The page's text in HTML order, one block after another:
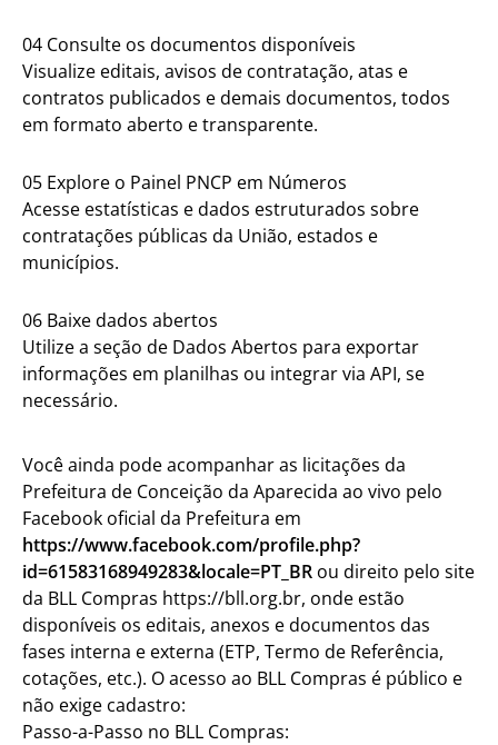
04 Consulte os documentos disponíveis
Visualize editais, avisos de contratação, atas e
contratos publicados e demais documentos, todos
em formato aberto e transparente.
05 Explore o Painel PNCP em Números
Acesse estatísticas e dados estruturados sobre
contratações públicas da União, estados e
municípios.
06 Baixe dados abertos
Utilize a seção de Dados Abertos para exportar
informações em planilhas ou integrar via API, se
necessário.
Você ainda pode acompanhar as licitações da
Prefeitura de Conceição da Aparecida ao vivo pelo
Facebook oficial da Prefeitura em
https://www.facebook.com/profile.php?
id=61583168949283&locale=PT_BR ou direito pelo site
da BLL Compras https://bll.org.br, onde estão
disponíveis os editais, anexos e documentos das
fases interna e externa (ETP, Termo de Referência,
cotações, etc.). O acesso ao BLL Compras é público e
não exige cadastro:
Passo-a-Passo no BLL Compras: